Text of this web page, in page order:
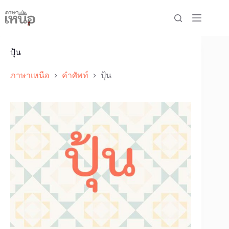
to
content
ปุ้น
ภาษาเหนือ คำศัพท์ ปุ้น